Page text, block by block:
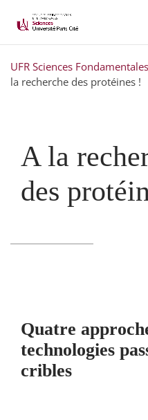
UFR Sciences
la recherche des protéines !
A la
des
Quatre
technologies
cribles